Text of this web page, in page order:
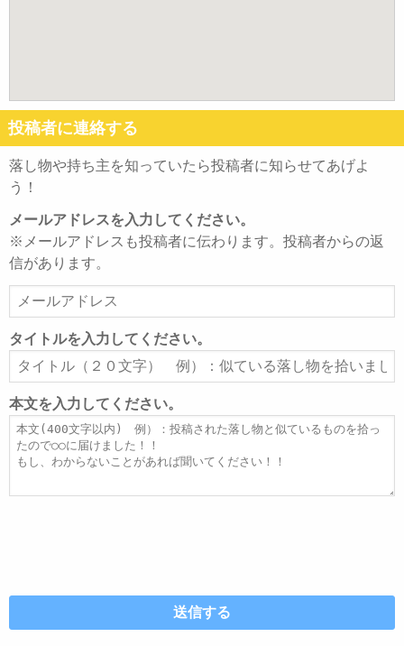
投稿者に連絡する
落し物や持ち主を知っていたら投稿者に知らせてあげよ
う！
メールアドレスを入力してください。
※メールアドレスも投稿者に伝わります。投稿者からの返
信があります。
ー
ル
ア
ド
レ
ス
タイトルを入力してください。
タ
イ
ト
ル
本文を入力してください。
本
文